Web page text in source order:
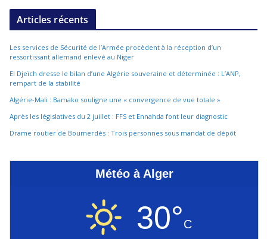
Articles récents
Les services de Sécurité de l’Armée procèdent à la réception d’un
ressortissant allemand enlevé au Niger
El Djeïch dresse le bilan d’une Algérie souveraine et déterminée : L’ANP,
rempart de la stabilité
Algérie-Mali : Bamako souligne une « convergence de vue totale »
Après les législatives du 2 juillet : FFS et Ennahda font leur diagnostic
Drame routier de Boumerdès : Trois personnes sous mandat de dépôt
Météo à Alger
30°C